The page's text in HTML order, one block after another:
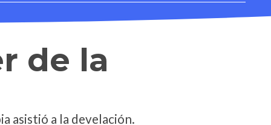
de la
asistió a la develación.